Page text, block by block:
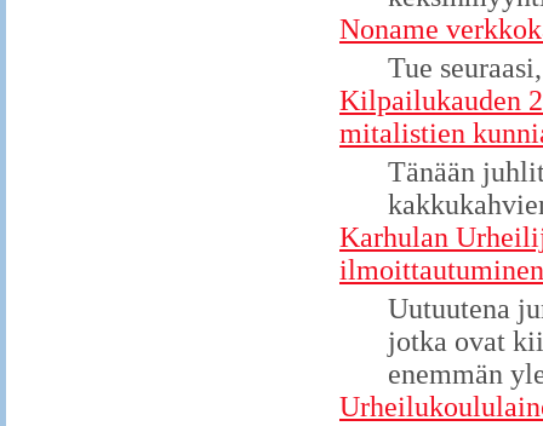
Noname
Tue
Kilpailukauden
mitalistien
Tänään
Karhulan
Uutuutena
jotka ovat
enemmän